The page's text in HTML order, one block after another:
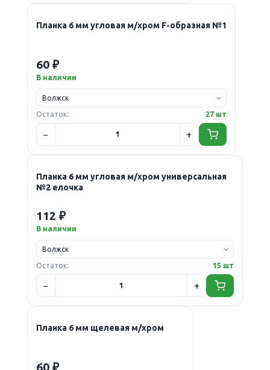
Планка 6 мм угловая м/хром F-образная №1
60 ₽
В наличии
Остаток: 27 шт
Планка 6 мм угловая м/хром универсальная
№2 елочка
112 ₽
В наличии
Остаток: 15 шт
Планка 6 мм щелевая м/хром
60 ₽